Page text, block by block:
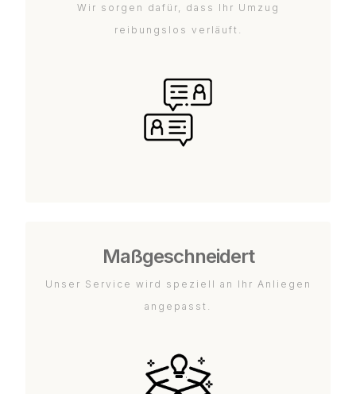
Wir sorgen dafür, dass Ihr Umzug
reibungslos verläuft.
Maßgeschneidert
Unser Service wird speziell an Ihr Anliegen
angepasst.